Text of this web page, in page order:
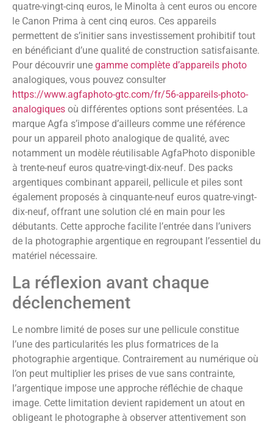
quatre-vingt-cinq euros, le Minolta à cent euros ou encore
le Canon Prima à cent cinq euros. Ces appareils
permettent de s’initier sans investissement prohibitif tout
en bénéficiant d’une qualité de construction satisfaisante.
Pour découvrir une gamme complète d’appareils photo
analogiques, vous pouvez consulter
https://www.agfaphoto-gtc.com/fr/56-appareils-photo-
analogiques où différentes options sont présentées. La
marque Agfa s’impose d’ailleurs comme une référence
pour un appareil photo analogique de qualité, avec
notamment un modèle réutilisable AgfaPhoto disponible
à trente-neuf euros quatre-vingt-dix-neuf. Des packs
argentiques combinant appareil, pellicule et piles sont
également proposés à cinquante-neuf euros quatre-vingt-
dix-neuf, offrant une solution clé en main pour les
débutants. Cette approche facilite l’entrée dans l’univers
de la photographie argentique en regroupant l’essentiel du
matériel nécessaire.
La réflexion avant chaque
déclenchement
Le nombre limité de poses sur une pellicule constitue
l’une des particularités les plus formatrices de la
photographie argentique. Contrairement au numérique où
l’on peut multiplier les prises de vue sans contrainte,
l’argentique impose une approche réfléchie de chaque
image. Cette limitation devient rapidement un atout en
obligeant le photographe à observer attentivement son